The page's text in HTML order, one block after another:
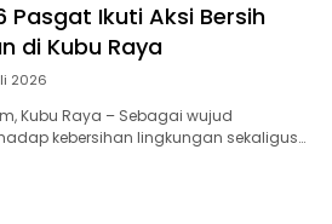
Pasgat Ikuti Aksi Bersih
di Kubu Raya
2026
Kubu Raya – Sebagai wujud
kebersihan lingkungan sekaligus…